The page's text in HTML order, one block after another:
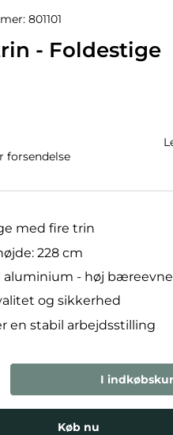
801101
- Foldestige
forsendelse
med fire trin
228 cm
aluminium - høj bæreevne
og sikkerhed
en stabil arbejdsstilling
mængden I
Køb nu